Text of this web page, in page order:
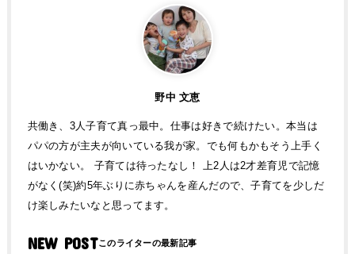
野中 文恵
共働き、3人子育て真っ最中。仕事は好きで続けたい。本当は
パパの方が主夫が向いている我が家。でも何もかもそう上手く
はいかない。 子育ては待ったなし！ 上2人は2才差育児で記憶
がなく(笑)約5年ぶりに赤ちゃんを産んだので、子育てを少しだ
け楽しみたいなと思ってます。
NEW POST